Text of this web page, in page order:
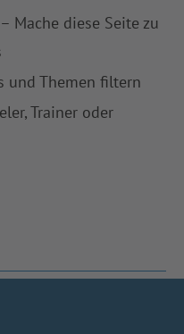
Mache diese Seite zu
und Themen filtern
Trainer oder